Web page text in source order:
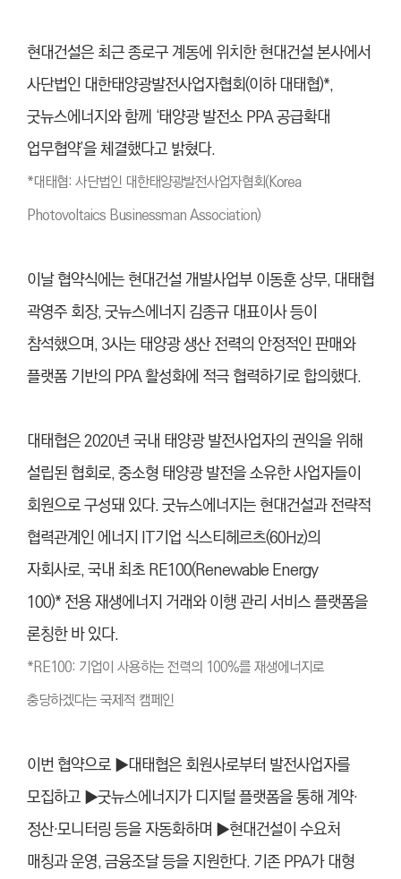
현대건설은 최근 종로구 계동에 위치한 현대건설 본사에서
사단법인 대한태양광발전사업자협회(이하 대태협)*,
굿뉴스에너지와 함께 ‘태양광 발전소 PPA 공급확대
업무협약’을 체결했다고 밝혔다.
*대태협: 사단법인 대한태양광발전사업자협회(Korea
Photovoltaics Businessman Association)
이날 협약식에는 현대건설 개발사업부 이동훈 상무, 대태협
곽영주 회장, 굿뉴스에너지 김종규 대표이사 등이
참석했으며, 3사는 태양광 생산 전력의 안정적인 판매와
플랫폼 기반의 PPA 활성화에 적극 협력하기로 합의했다.
대태협은 2020년 국내 태양광 발전사업자의 권익을 위해
설립된 협회로, 중소형 태양광 발전을 소유한 사업자들이
회원으로 구성돼 있다. 굿뉴스에너지는 현대건설과 전략적
협력관계인 에너지 IT기업 식스티헤르츠(60Hz)의
자회사로, 국내 최초 RE100(Renewable Energy
100)*전용 재생에너지 거래와 이행 관리 서비스 플랫폼을
론칭한 바 있다.
*RE100: 기업이 사용하는 전력의 100%를 재생에너지로
충당하겠다는 국제적 캠페인
이번 협약으로 ▶대태협은 회원사로부터 발전사업자를
모집하고 ▶굿뉴스에너지가 디지털 플랫폼을 통해 계약·
정산·모니터링 등을 자동화하며 ▶현대건설이 수요처
매칭과 운영, 금융조달 등을 지원한다. 기존 PPA가 대형